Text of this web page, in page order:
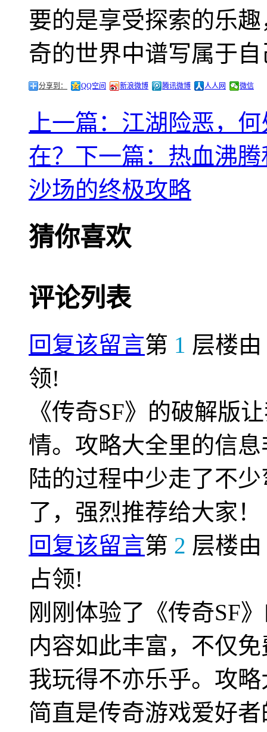
要的是享受探索的乐
奇的世界中谱写属于
分享到： QQ空间 新浪微博 腾讯微博 人人网 微信
上一篇：江湖险恶，
在？ 下一篇：热血沸
沙场的终极攻略
猜你喜欢
评论列表
回复该留言第 1 层楼由
领!
《传奇SF》的破解版
情。攻略大全里的信
陆的过程中少走了不
了，强烈推荐给大家！
回复该留言第 2 层楼由
占领!
刚刚体验了《传奇SF
内容如此丰富，不仅
我玩得不亦乐乎。攻
简直是传奇游戏爱好